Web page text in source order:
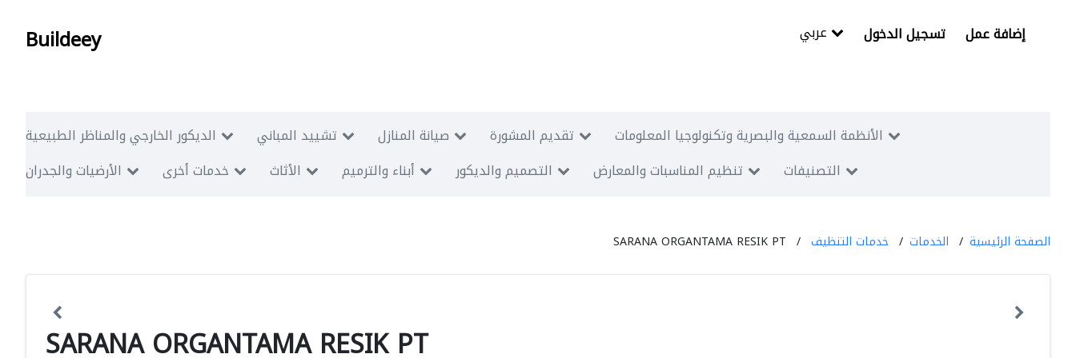
Buildeey تسجيل الدخول إضافة عمل
الديكور الخارجي والمناظر الطبيعية تشييد المباني صيانة المنازل تقديم المشورة
الأنظمة السمعية والبصرية وتكنولوجيا المعلومات
الأرضيات والجدران
خدمات أخرى الأثاث أبناء والترميم التصميم والديكور تنظيم المناسبات والمعارض التصنيفات
الصفحة الرئيسية الخدمات خدمات التنظيف SARANA ORGANTAMA RESIK PT
SARANA ORGANTAMA RESIK PT